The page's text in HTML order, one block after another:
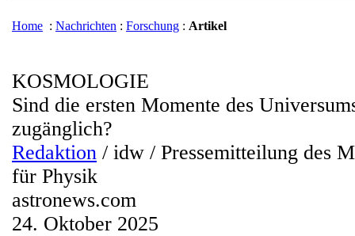
Home : Nachrichten : Forschung : Artikel
KOSMOLOGIE
Sind die ersten Momente des
zugänglich?
Redaktion / idw / Pressemitteilung des
für Physik
astronews.com
24. Oktober 2025